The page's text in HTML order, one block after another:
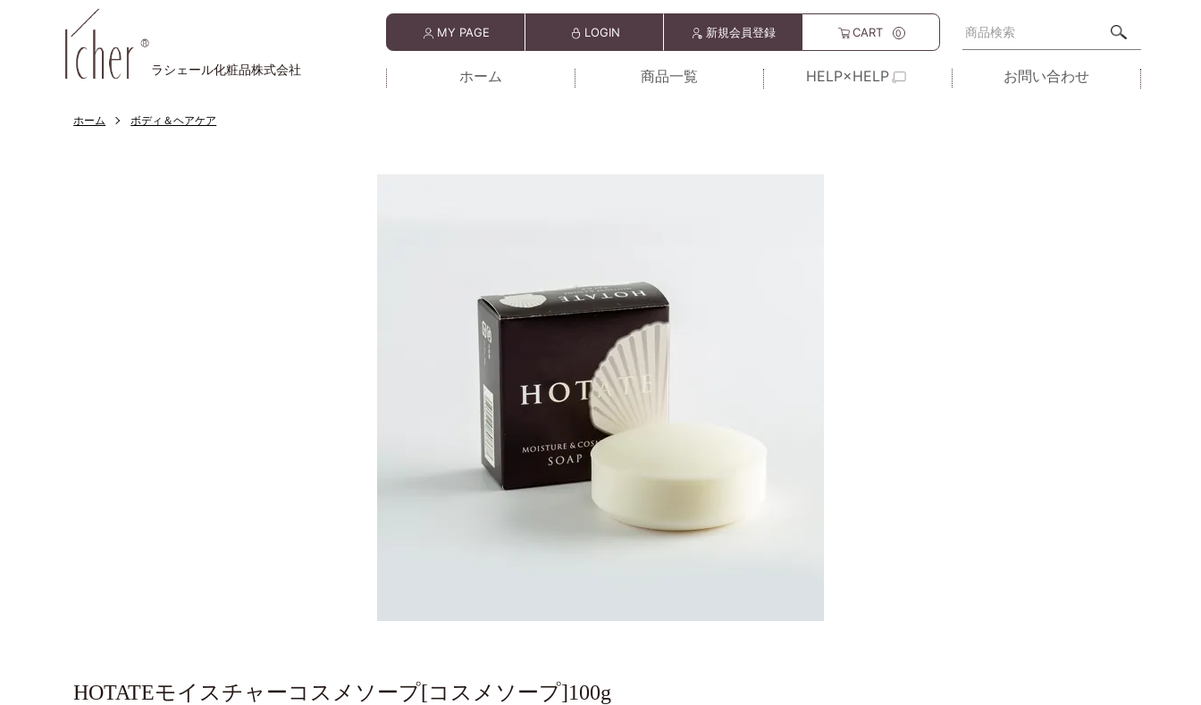
ラシェール化粧品株式会社
MY PAGE LOGIN 新規会員登録 CART 0
ホーム 商品一覧 HELP×HELP お問い合わせ
ホーム ボディ＆ヘアケア
HOTATEモイスチャーコスメソープ[コスメソープ]100g